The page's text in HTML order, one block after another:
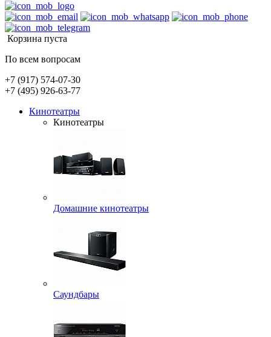
Корзина пуста
По всем вопросам
+7 (917) 574-07-30
+7 (495) 926-63-77
Кинотеатры
Кинотеатры
Домашние кинотеатры
Саундбары